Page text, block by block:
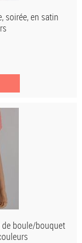
soirée, en satin
boule/bouquet